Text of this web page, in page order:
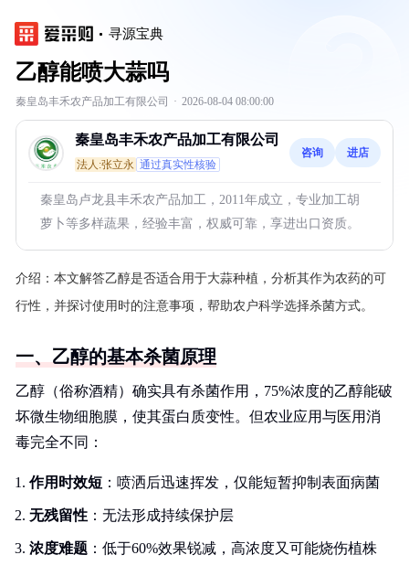
寻源宝典
乙醇能喷大蒜吗
秦皇岛丰禾农产品加工有限公司 · 2026-08-04 08:00:00
秦皇岛丰禾农产品加工有限公司
法人:张立永 通过真实性核验
咨询 进店
秦皇岛卢龙县丰禾农产品加工，2011年成立，专业加工胡
萝卜等多样蔬果，经验丰富，权威可靠，享进出口资质。
介绍： 本文解答乙醇是否适合用于大蒜种植，分析其作为农药的可
行性，并探讨使用时的注意事项，帮助农户科学选择杀菌方式。
一、乙醇的基本杀菌原理
乙醇（俗称酒精）确实具有杀菌作用，75%浓度的乙醇能破
坏微生物细胞膜，使其蛋白质变性。但农业应用与医用消
毒完全不同：
作用时效短 ：喷洒后迅速挥发，仅能短暂抑制表面病菌
无残留性 ：无法形成持续保护层
浓度难题 ：低于60%效果锐减，高浓度又可能烧伤植株